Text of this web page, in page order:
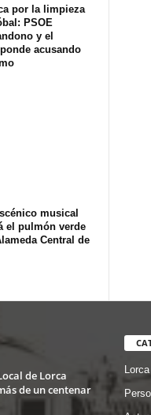
por la limpieza
PSOE
y el
acusando
musical
el pulmón verde
Central de
de Lorca
de un centenar
Lorca